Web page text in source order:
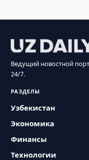
Ведущий новостной
24/7.
РАЗДЕЛЫ
Узбекистан
Экономика
Финансы
Технологии